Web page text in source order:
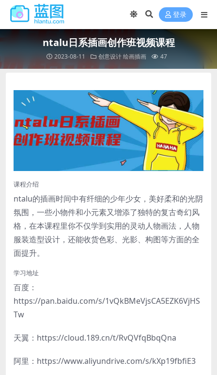
登录
ntalu日系插画创作班视频课程
2023-08-11 创意设计 绘画插画 47
课程介绍
ntalu的插画时间中有纤细的少年少女，美好柔和的光阴
氛围，一些小物件和小元素又增添了独特的复古奇幻风
格，在本课程里你不仅学到实用的灵动人物画法，人物
服装造型设计，还能收货色彩、光影、构图等方面的全
面提升。
学习地址
百度：
https://pan.baidu.com/s/1vQkBMeVjsCA5EZK6VjHS
Tw
天翼：https://cloud.189.cn/t/RvQVfqBbqQna
阿里：https://www.aliyundrive.com/s/kXp19fbfiE3